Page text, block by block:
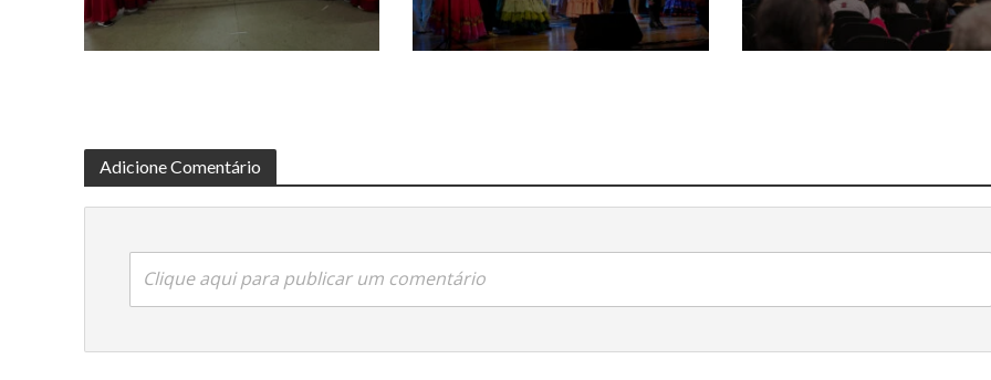
Adicione Comentário
Clique aqui para publicar um comentário